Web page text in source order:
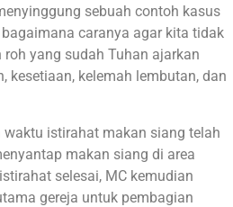
sebuah contoh kasus
caranya agar kita tidak
yang sudah Tuhan ajarkan
kesetiaan, kelemah lembutan, dan
istirahat makan siang telah
makan siang di area
selesai, MC kemudian
gereja untuk pembagian